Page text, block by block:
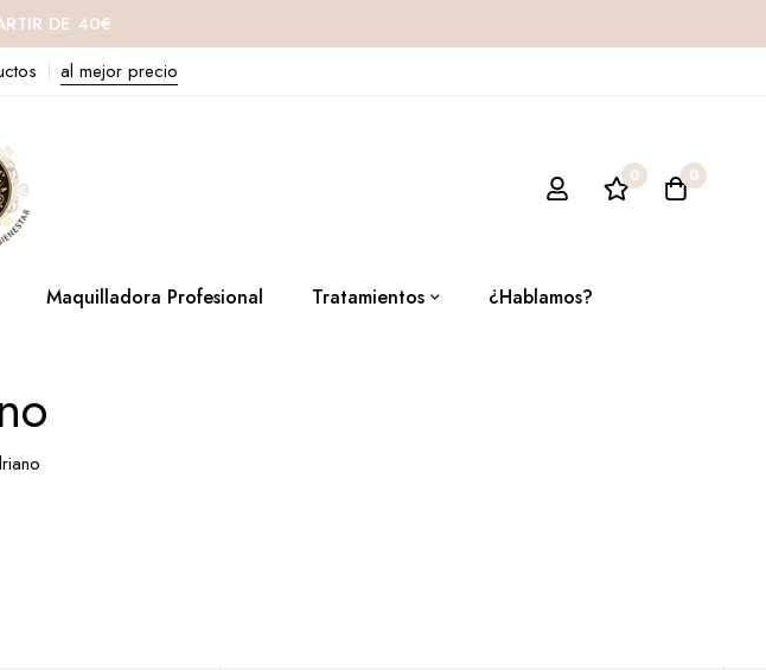
DE 40€
al mejor precio
0 0
Maquilladora Profesional Tratamientos ¿Hablamos?